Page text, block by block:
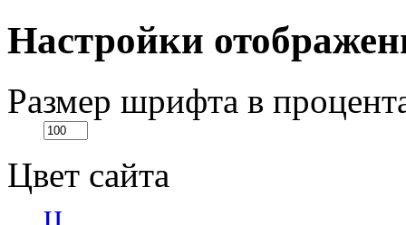
Настройки
Размер шрифта в
Цвет сайта
ц